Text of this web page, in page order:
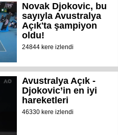
Novak Djokovic, bu
sayıyla Avustralya
Açık'ta şampiyon
oldu!
24844 kere izlendi
Avustralya Açık -
Djokovic’in en iyi
hareketleri
46330 kere izlendi